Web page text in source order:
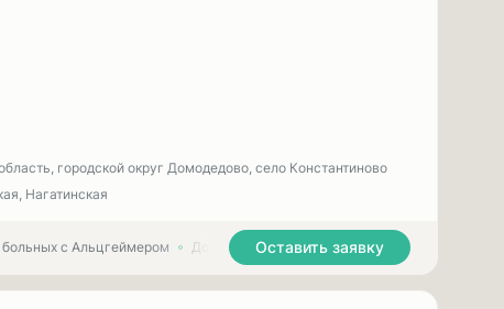
городской округ Домодедово, село Константиново
Нагатинская
с Альцгеймером Дома престарелых для больных с Паркинсоном
Оставить заявку